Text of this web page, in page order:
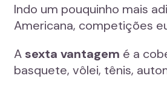
Indo um pouquinho mais
Americana, competições
A sexta vantagem é a
basquete, vôlei, tênis,